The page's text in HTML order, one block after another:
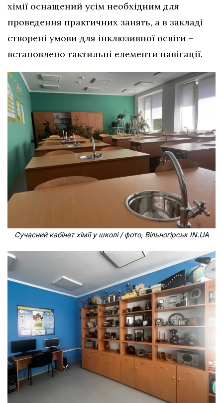
хімії оснащений усім необхідним для
проведення практичних занять, а в закладі
створені умови для інклюзивної освіти –
встановлено тактильні елементи навігації.
Сучасний кабінет хімії у школі / фото, Вільногірськ IN.UA